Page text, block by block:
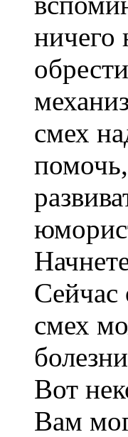
ничего
смех
Сейчас
смех
Вот
Вам